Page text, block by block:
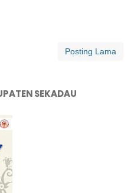
Posting Lama
SEKADAU